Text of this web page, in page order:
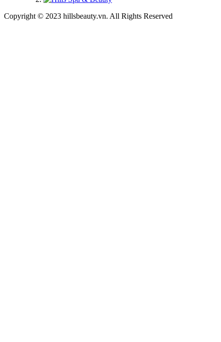
Copyright © 2023 hillsbeauty.vn. All Rights Reserved